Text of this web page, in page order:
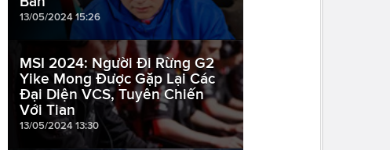
13/05/2024 15:26
MSI 2024: Người Đi Rừng G2
Yike Mong Được Gặp Lại Các
Đại Diện VCS, Tuyên Chiến
Với Tian
13/05/2024 13:30